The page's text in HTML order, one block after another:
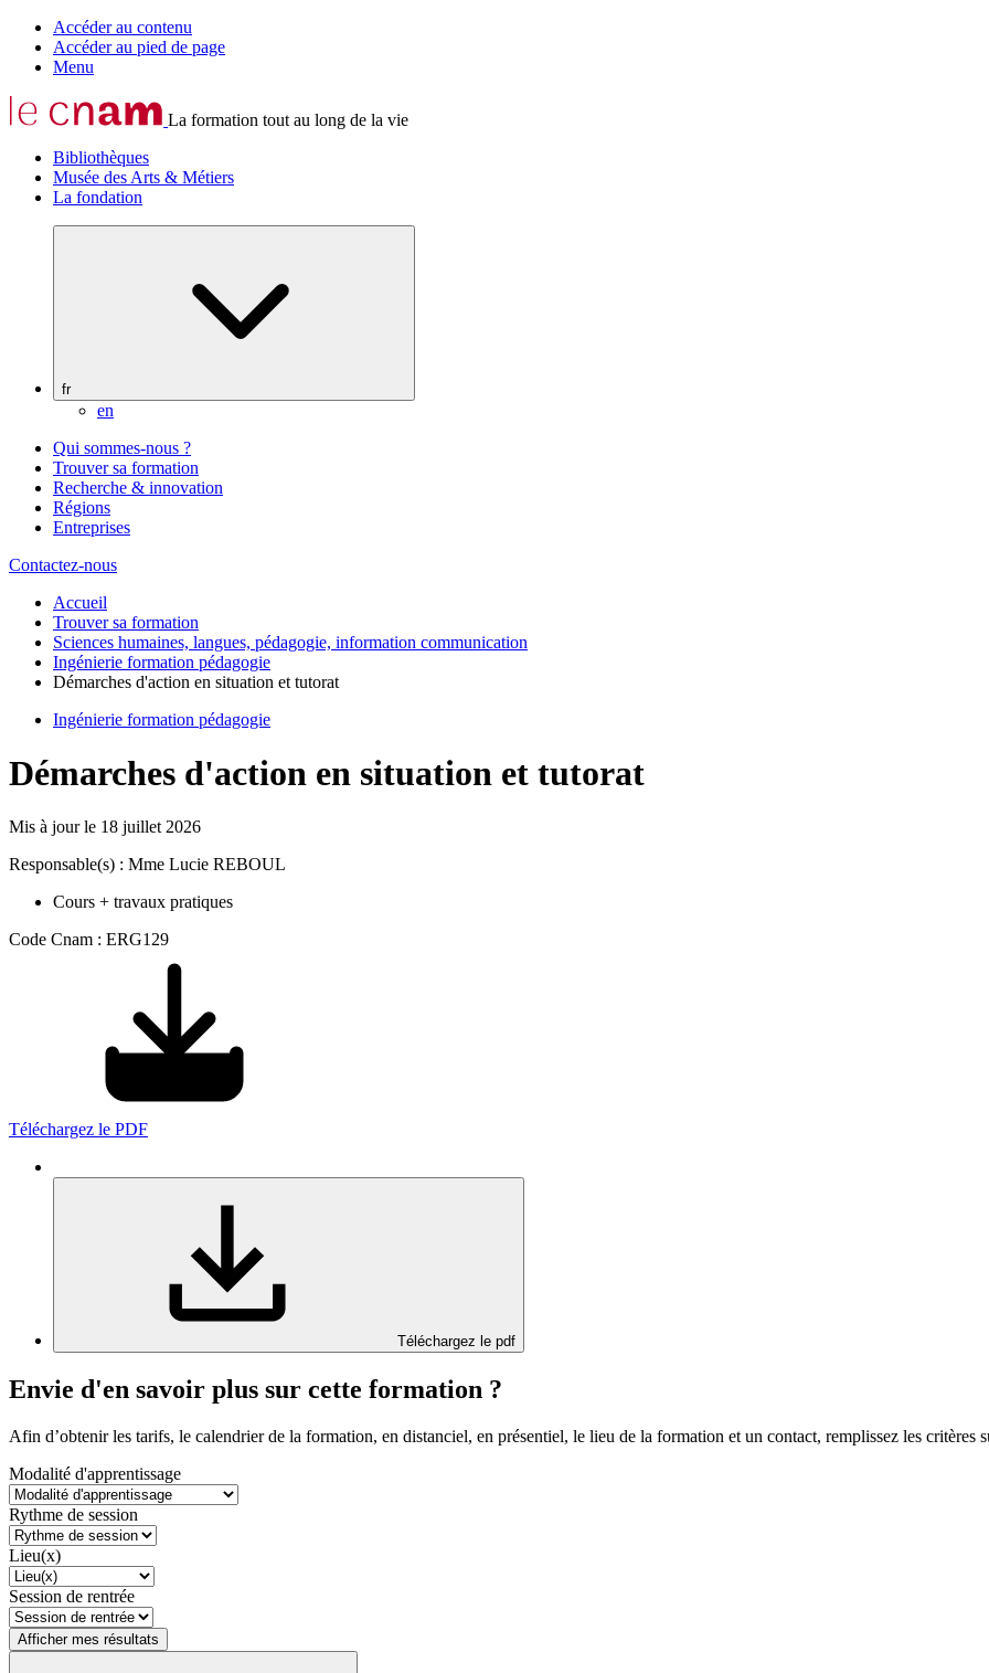
Accéder au contenu
Accéder au pied de page
Menu
La formation tout au long de la vie
Bibliothèques
Musée des Arts & Métiers
La fondation
fr
en
Qui sommes-nous ?
Trouver sa formation
Recherche & innovation
Régions
Entreprises
Contactez-nous
Accueil
Trouver sa formation
Sciences humaines, langues, pédagogie, information communication
Ingénierie formation pédagogie
Démarches d'action en situation et tutorat
Ingénierie formation pédagogie
Démarches d'action en situation et tutorat
Mis à jour le 18 juillet 2026
Responsable(s) : Mme Lucie REBOUL
Cours + travaux pratiques
Code Cnam : ERG129
Téléchargez le PDF
Téléchargez le pdf
Envie d'en savoir plus sur cette formation ?
Afin d’obtenir les tarifs, le calendrier de la formation, en distanciel, en présentiel, le lieu de la formation et un contact, remplissez les critères
Modalité d'apprentissage
Rythme de session
Lieu(x)
Session de rentrée
Afficher mes résultats